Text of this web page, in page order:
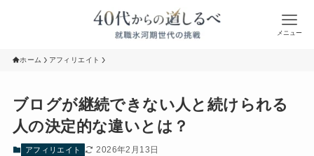
メニュー
ホーム アフィリエイト
ブログが継続できない人と続けられる
人の決定的な違いとは？
アフィリエイト 2026年2月13日